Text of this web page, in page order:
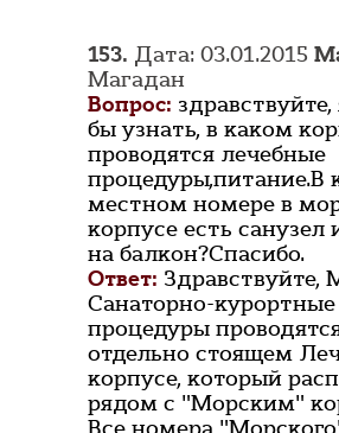
153. Дата: 03.01.2015
Магадан
Вопрос: здравствуйте,
бы узнать, в каком
проводятся лечебные
процедуры,питание.В
местном номере в
корпусе есть санузел
на балкон?Спасибо.
Ответ: Здравствуйте,
Санаторно-курортные
процедуры
отдельно стоящем
корпусе, который
рядом с "Морским"